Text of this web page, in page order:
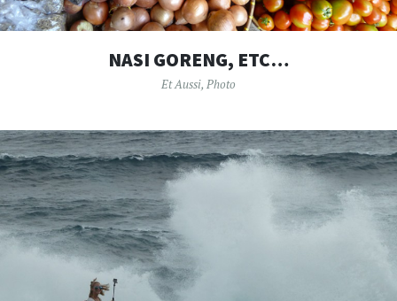
NASI GORENG, ETC…
Et Aussi, Photo